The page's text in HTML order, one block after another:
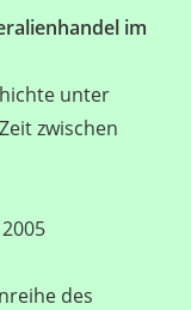
im
unter
zwischen
des